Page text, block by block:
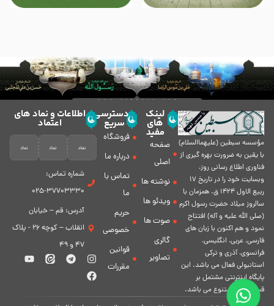
مؤسسه سبطين (عليهماالسلام)
با يقين به ضرورت بهره گیرى از
فناورى اطلاع رسانى روز،
وبسایت خود را در تاريخ 17
ربيع الاول 1424 ق. همزمان با
سالروز ميلاد حضرت رسول اكرم
(صلی الله علیه و آله) افتتاح
نمود و هم اكنون با زبان های
فارسی، عربى، انگلیسی،
فرانسوی، آذری و ترکی
استانبولی فعال مى باشد. اين
پايگاه اينترنتى مشتمل بر
قسمت هاى متنوع مى باشد.
لینک
های
مفید
صفحه
اصلی
نوشته ها
ویدئو ها
صوت ها
گالری
تصاویر
دسترسی
سریع
فروشگاه
درباره ما
تماس با
ما
حریم
خصوصی
قوانین
مقررات
اطلاعات و نماد های
اعتماد
شماره تماس:
37703330-025
آدرس: قم – خیابان
انقلاب – کوچه 26 - پلاک
47 و 49